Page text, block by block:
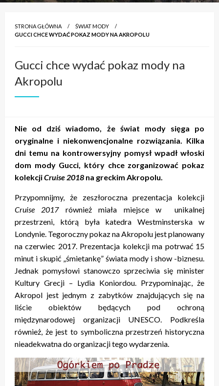
STRONA GŁÓWNA
ŚWIAT MODY
GUCCI CHCE WYDAĆ POKAZ MODY NA AKROPOLU
Gucci chce wydać pokaz mody na
Akropolu
Nie od dziś wiadomo, że świat mody sięga po
oryginalne i niekonwencjonalne rozwiązania. Kilka
dni temu na kontrowersyjny pomysł wpadł włoski
dom mody Gucci, który chce zorganizować pokaz
kolekcjiCruise 2018 na greckim Akropolu.
Przypomnijmy, że zeszłoroczna prezentacja kolekcji
Cruise 2017również miała miejsce w unikalnej
przestrzeni, którą była katedra Westminsterska w
Londynie. Tegoroczny pokaz na Akropolu jest planowany
na czerwiec 2017. Prezentacja kolekcji ma potrwać 15
minut i skupić „śmietankę” świata mody i show -biznesu.
Jednak pomysłowi stanowczo sprzeciwia się minister
Kultury Grecji – Lydia Koniordou. Przypominając, że
Akropol jest jednym z zabytków znajdujących się na
liście obiektów będących pod ochroną
międzynarodowej organizacji UNESCO. Podkreśla
również, że jest to symboliczna przestrzeń historyczna
nieadekwatna do organizacji tego wydarzenia.